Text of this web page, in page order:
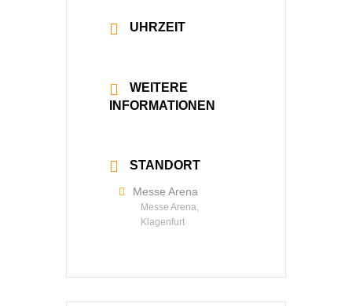
UHRZEIT
WEITERE
INFORMATIONEN
STANDORT
Messe Arena
Messe Arena,
Klagenfurt